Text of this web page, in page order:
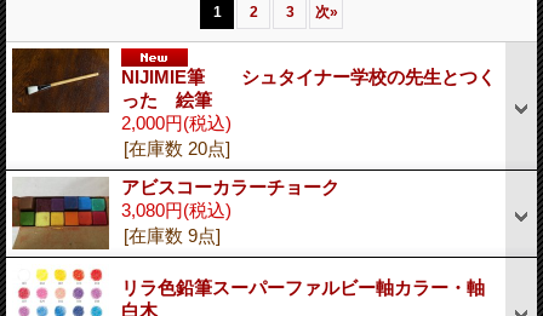
1 2 3 次»
NIJIMIE筆 シュタイナー学校の先生とつく
った 絵筆
2,000円(税込)
[在庫数 20点]
アビスコーカラーチョーク
3,080円(税込)
[在庫数 9点]
リラ色鉛筆スーパーファルビー軸カラー・軸
白木